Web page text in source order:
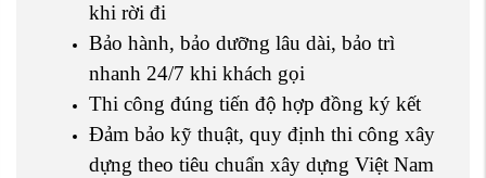
khi rời đi
Bảo hành, bảo dưỡng lâu dài, bảo trì
nhanh 24/7 khi khách gọi
Thi công đúng tiến độ hợp đồng ký kết
Đảm bảo kỹ thuật, quy định thi công xây
dựng theo tiêu chuẩn xây dựng Việt Nam